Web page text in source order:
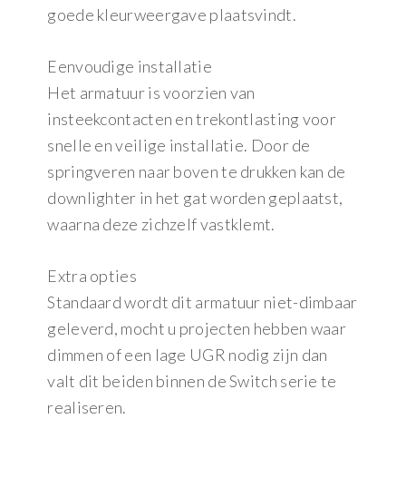
goede kleurweergave plaatsvindt.
Eenvoudige installatie
Het armatuur is voorzien van
insteekcontacten en trekontlasting voor
snelle en veilige installatie. Door de
springveren naar boven te drukken kan de
downlighter in het gat worden geplaatst,
waarna deze zichzelf vastklemt.
Extra opties
Standaard wordt dit armatuur niet-dimbaar
geleverd, mocht u projecten hebben waar
dimmen of een lage UGR nodig zijn dan
valt dit beiden binnen de Switch serie te
realiseren.